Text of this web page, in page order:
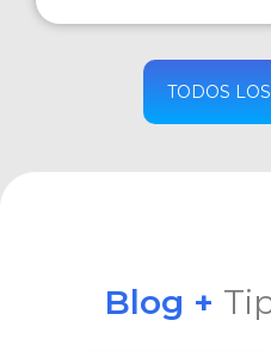
TODOS
Blog +